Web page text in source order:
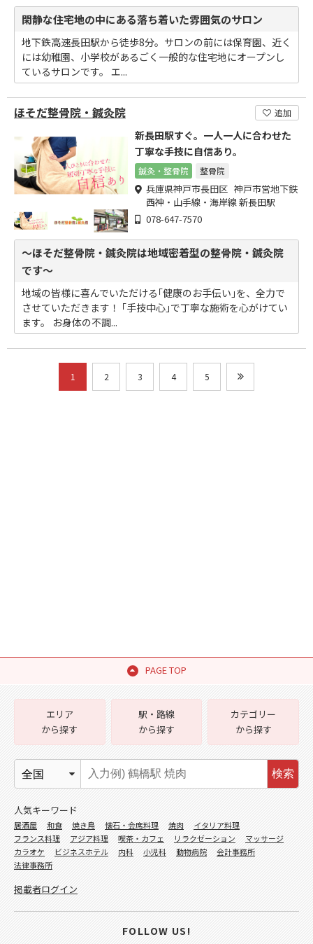
閑静な住宅地の中にある落ち着いた雰囲気のサロン
地下鉄高速長田駅から徒歩8分。サロンの前には保育園、近く
には幼稚園、小学校があるごく一般的な住宅地にオープンし
ているサロンです。 エ...
ほそだ整骨院・鍼灸院 追加
新長田駅すぐ。一人一人に合わせた
丁寧な手技に自信あり。
鍼灸・整骨院 整骨院
兵庫県神戸市長田区 神戸市営地下鉄
西神・山手線・海岸線 新長田駅
078-647-7570
～ほそだ整骨院・鍼灸院は地域密着型の整骨院・鍼灸院
です～
地域の皆様に喜んでいただける｢健康のお手伝い｣を、全力で
させていただきます！ ｢手技中心｣で丁寧な施術を心がけてい
ます。 お身体の不調...
1 2 3 4 5
PAGE TOP
エリア
から探す
駅・路線
から探す
カテゴリー
から探す
検索
人気キーワード
居酒屋 和食 焼き鳥 懐石・会席料理 焼肉
イタリア料理
フランス料理
アジア料理 喫茶・カフェ リラクゼーション
マッサージ
カラオケ
ビジネスホテル 内科 小児科 動物病院
会計事務所
法律事務所
掲載者ログイン
FOLLOW US!